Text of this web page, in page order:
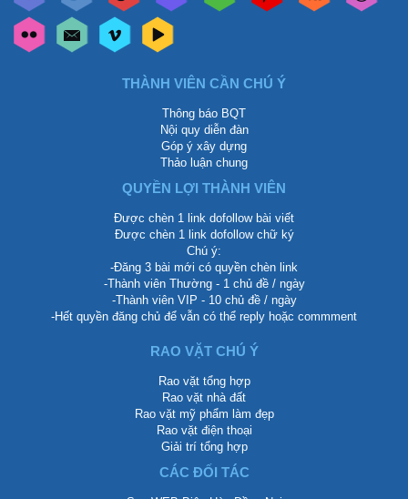
THÀNH VIÊN CẦN CHÚ Ý
Thông báo BQT
Nội quy diễn đàn
Góp ý xây dựng
Thảo luận chung
QUYỀN LỢI THÀNH VIÊN
Được chèn 1 link dofollow bài viết
Được chèn 1 link dofollow chữ ký
Chú ý:
-Đăng 3 bài mới có quyền chèn link
-Thành viên Thường - 1 chủ đề / ngày
-Thành viên VIP - 10 chủ đề / ngày
-Hết quyền đăng chủ để vẫn có thể reply hoặc commment
RAO VẶT CHÚ Ý
Rao vặt tổng hợp
Rao vặt nhà đất
Rao vặt mỹ phẩm làm đẹp
Rao vặt điện thoại
Giải trí tổng hợp
CÁC ĐỐI TÁC